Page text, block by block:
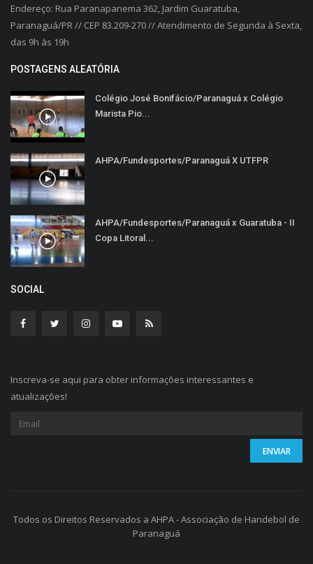
Endereço: Rua Paranapanema 362, Jardim Guaratuba,
Paranaguá/PR // CEP 83.209-270 // Atendimento de Segunda à Sexta,
das 9h às 19h
POSTAGENS ALEATÓRIA
Colégio José Bonifácio/Paranaguá x Colégio
Marista Pio...
AHPA/Fundesportes/Paranaguá X UTFPR
AHPA/Fundesportes/Paranaguá x Guaratuba - II
Copa Litoral...
SOCIAL
Inscreva-se aqui para obter informações interessantes e
atualizações!
Todos os Direitos Reservados a AHPA - Associação de Handebol de
Paranaguá